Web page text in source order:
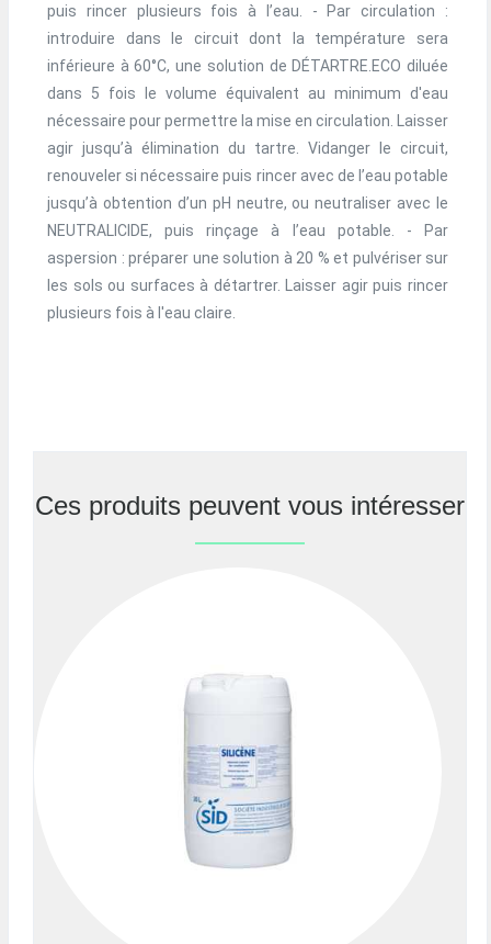
puis rincer plusieurs fois à l’eau. - Par circulation :
introduire dans le circuit dont la température sera
inférieure à 60°C, une solution de DÉTARTRE.ECO diluée
dans 5 fois le volume équivalent au minimum d'eau
nécessaire pour permettre la mise en circulation. Laisser
agir jusqu’à élimination du tartre. Vidanger le circuit,
renouveler si nécessaire puis rincer avec de l’eau potable
jusqu’à obtention d’un pH neutre, ou neutraliser avec le
NEUTRALICIDE, puis rinçage à l’eau potable. - Par
aspersion : préparer une solution à 20 % et pulvériser sur
les sols ou surfaces à détartrer. Laisser agir puis rincer
plusieurs fois à l'eau claire.
Ces produits peuvent vous intéresser